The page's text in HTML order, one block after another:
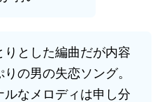
りとした編曲だが内容
の男の失恋ソング。
ルなメロディは申し分